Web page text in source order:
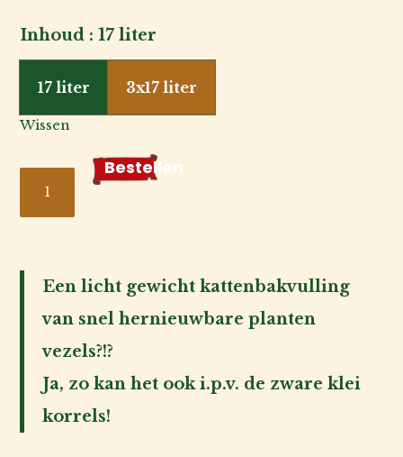
Kat
Hond
Voor
fokker
de
baas
Over
Account
elingen
Inhoud :17 liter
17 liter 3x17 liter
Wissen
Kattenbak
vulling
GRASS
Bestellen
Een licht gewicht kattenbakvulling
van snel hernieuwbare planten
vezels?!?
Ja, zo kan het ook i.p.v. de zware klei
korrels!